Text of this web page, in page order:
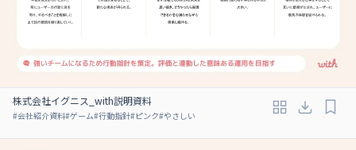
株式会社イグニス_with説明資料
#会社紹介資料#ゲーム#行動指針#ピンク#やさしい